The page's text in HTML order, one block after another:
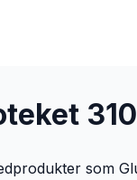
som